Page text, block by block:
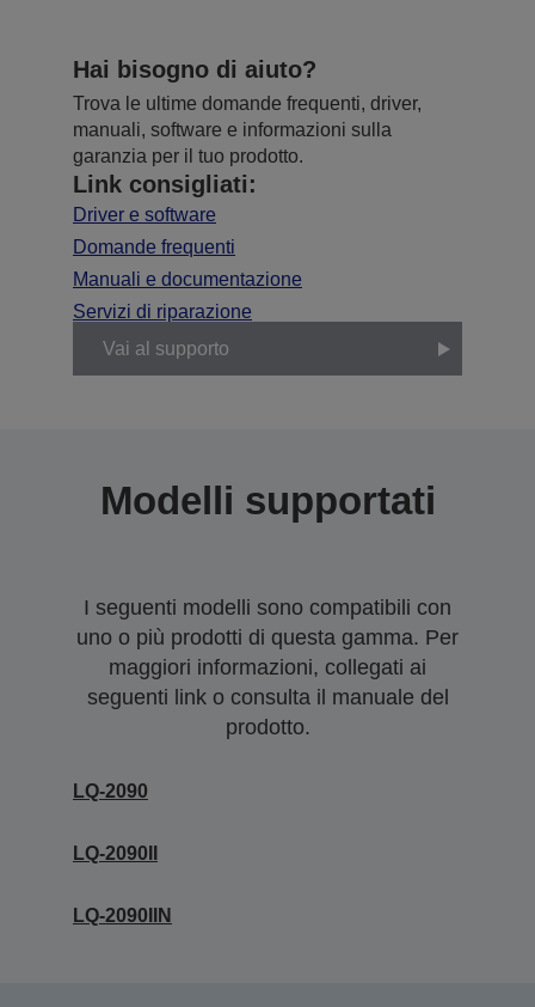
Hai bisogno di aiuto?
Trova le ultime domande frequenti, driver,
manuali, software e informazioni sulla
garanzia per il tuo prodotto.
Link consigliati:
Driver e software
Domande frequenti
Manuali e documentazione
Servizi di riparazione
Vai al supporto
Modelli supportati
I seguenti modelli sono compatibili con
uno o più prodotti di questa gamma. Per
maggiori informazioni, collegati ai
seguenti link o consulta il manuale del
prodotto.
LQ-2090
LQ-2090II
LQ-2090IIN